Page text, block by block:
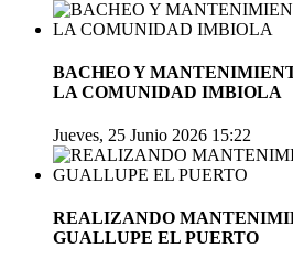
BACHEO Y
LA COMUNIDAD IMBIOLA
Jueves, 25 Junio 2026 15:22
REALIZANDO
GUALLUPE EL PUERTO